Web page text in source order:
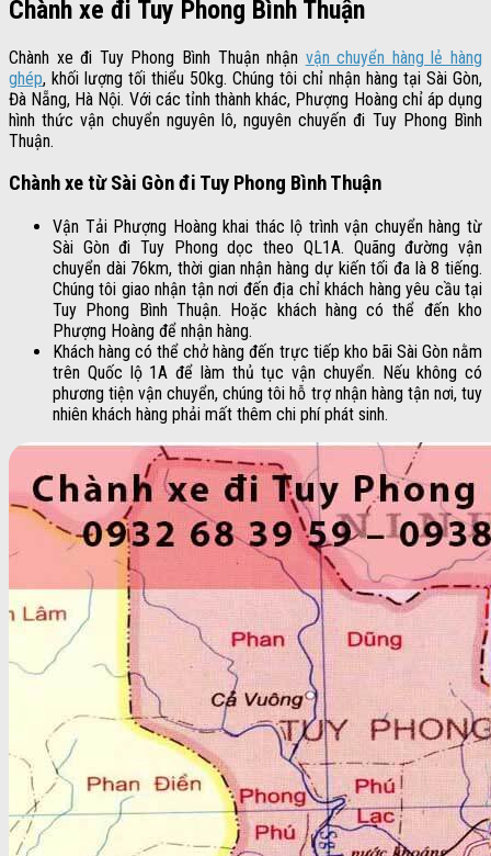
Chành xe đi Tuy Phong Bình Thuận
Chành xe đi Tuy Phong Bình Thuận nhận vận chuyển hàng lẻ hàng
ghép, khối lượng tối thiểu 50kg. Chúng tôi chỉ nhận hàng tại Sài Gòn,
Đà Nẵng, Hà Nội. Với các tỉnh thành khác, Phượng Hoàng chỉ áp dụng
hình thức vận chuyển nguyên lô, nguyên chuyến đi Tuy Phong Bình
Thuận.
Chành xe từ Sài Gòn đi Tuy Phong Bình Thuận
Vận Tải Phượng Hoàng khai thác lộ trình vận chuyển hàng từ
Sài Gòn đi Tuy Phong dọc theo QL1A. Quãng đường vận
chuyển dài 76km, thời gian nhận hàng dự kiến tối đa là 8 tiếng.
Chúng tôi giao nhận tận nơi đến địa chỉ khách hàng yêu cầu tại
Tuy Phong Bình Thuận. Hoặc khách hàng có thể đến kho
Phượng Hoàng để nhận hàng.
Khách hàng có thể chở hàng đến trực tiếp kho bãi Sài Gòn nằm
trên Quốc lộ 1A để làm thủ tục vận chuyển. Nếu không có
phương tiện vận chuyển, chúng tôi hỗ trợ nhận hàng tận nơi, tuy
nhiên khách hàng phải mất thêm chi phí phát sinh.